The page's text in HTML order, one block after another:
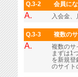
Q.3-2 会員に
A. 入会金
Q.3-3 複数の
A.
複数のサ
まずは1
を新規登
のサイト